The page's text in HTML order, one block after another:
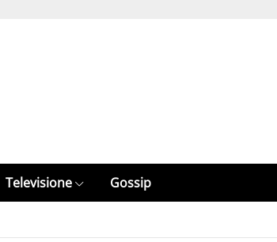
Televisione Gossip